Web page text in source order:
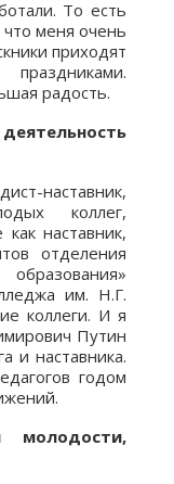
То есть
меня очень
приходят
радость.
наставник,
коллег,
наставник,
отделения
образования»
им. Н.Г.
коллеги. И я
Путин
и наставника.
годом